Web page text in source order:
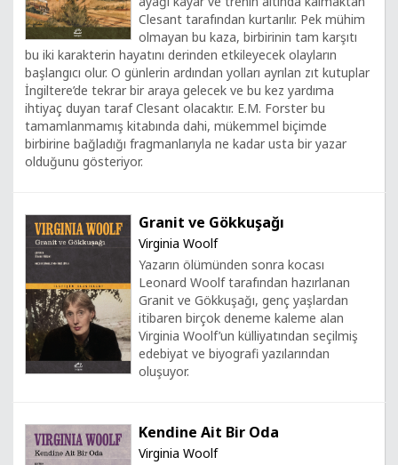
Clesant tarafından kurtarılır. Pek mühim
olmayan bu kaza, birbirinin tam karşıtı
bu iki karakterin hayatını derinden etkileyecek olayların
başlangıcı olur. O günlerin ardından yolları ayrılan zıt kutuplar
İngiltere’de tekrar bir araya gelecek ve bu kez yardıma
ihtiyaç duyan taraf Clesant olacaktır. E.M. Forster bu
tamamlanmamış kitabında dahi, mükemmel biçimde
birbirine bağladığı fragmanlarıyla ne kadar usta bir yazar
olduğunu gösteriyor.
Granit ve Gökkuşağı
Virginia Woolf
Yazarın ölümünden sonra kocası
Leonard Woolf tarafından hazırlanan
Granit ve Gökkuşağı, genç yaşlardan
itibaren birçok deneme kaleme alan
Virginia Woolf’un külliyatından seçilmiş
edebiyat ve biyografi yazılarından
oluşuyor.
Kendine Ait Bir Oda
Virginia Woolf